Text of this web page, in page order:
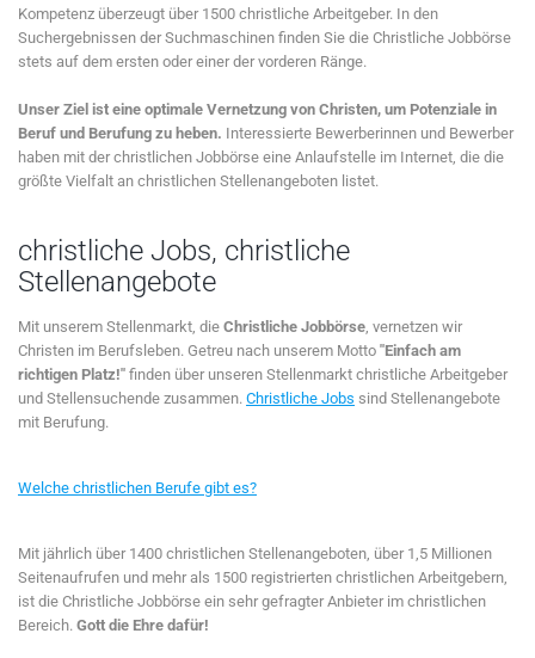
Kompetenz überzeugt über 1500 christliche Arbeitgeber. In den
Suchergebnissen der Suchmaschinen finden Sie die Christliche Jobbörse
stets auf dem ersten oder einer der vorderen Ränge.
Unser Ziel ist eine optimale Vernetzung von Christen, um Potenziale in
Beruf und Berufung zu heben. Interessierte Bewerberinnen und Bewerber
haben mit der christlichen Jobbörse eine Anlaufstelle im Internet, die die
größte Vielfalt an christlichen Stellenangeboten listet.
christliche Jobs, christliche
Stellenangebote
Mit unserem Stellenmarkt, die Christliche Jobbörse, vernetzen wir
Christen im Berufsleben. Getreu nach unserem Motto "Einfach am
richtigen Platz!" finden über unseren Stellenmarkt christliche Arbeitgeber
und Stellensuchende zusammen. Christliche Jobs sind Stellenangebote
mit Berufung.
Welche christlichen Berufe gibt es?
Mit jährlich über 1400 christlichen Stellenangeboten, über 1,5 Millionen
Seitenaufrufen und mehr als 1500 registrierten christlichen Arbeitgebern,
ist die Christliche Jobbörse ein sehr gefragter Anbieter im christlichen
Bereich. Gott die Ehre dafür!